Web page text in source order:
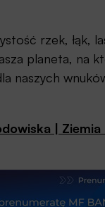
rzek, łąk,
planeta, na
naszych
|